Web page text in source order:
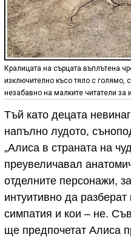
Кралицата на сърцата въплътена
изключително късо тяло с голямо,
незабавно на малките читатели
Тъй като децата
напълно лудото,
„Алиса в страната на
преувеличавал
отделните персонажи,
интуитивно да
симпатия и кои – не.
ще предпочетат Алиса